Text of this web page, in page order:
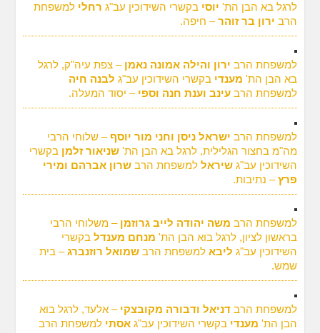
לרגל בא הבן הת' יוסי בקשרי השידוכין עב"ג רחלי למשפחת
הרב ירון בר זוהר– חיפה.
למשפחת הרב ירון והילה אמונה נאמן – צפת עיה"ק, לרגל
בא הבן הת' מענדי בקשרי השידוכין עב"ג לבנה חיה
למשפחת הרבעינב וענת חנה וספי – יסוד המעלה.
למשפחת הרב ישראל ניסן וחני מור יוסף – שלוחי הרבי
מה"מ בחצור הגלילית, לרגל בא הבן הת'שניאור זלמןבקשרי
השידוכין עב"גשיראל למשפחת הרבשרון אברהם ומירי
פרץ– נתיבות.
למשפחת הרב משה יהודה לייב גרוזמן – משלוחי הרבי
בראשון לציון, לרגל בוא הבן הת' מנחם מענדל בקשרי
השידוכין עב"ג ליבא למשפחת הרבשמואל רוזנברג– בית
שמש.
למשפחת הרבדניאל ודבורה מקובצקי– אלעד, לרגל בוא
הבן הת' מענדי בקשרי השידוכין עב"ג אסתילמשפחת הרב